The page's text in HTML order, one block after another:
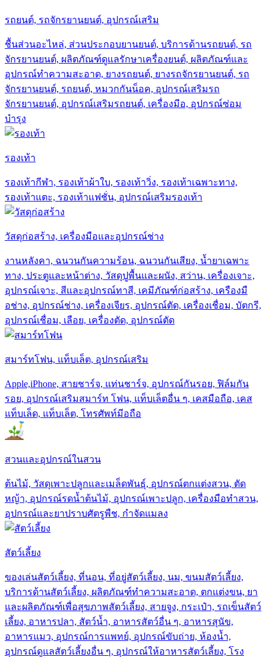
รถยนต์, รถจักรยานยนต์, อุปกรณ์เสริม
ชื้นส่วนอะไหล่, ส่วนประกอบยานยนต์, บริการด้านรถยนต์, รถ
จักรยานยนต์, ผลิตภัณฑ์ดูแลรักษาเครื่องยนต์, ผลิตภัณฑ์และ
อุปกรณ์ทำความสะอาด, ยางรถยนต์, ยางรถจักรยานยนต์, รถ
จักรยานยนต์, รถยนต์, หมวกกันน็อค, อุปกรณ์เสริมรถ
จักรยานยนต์, อุปกรณ์เสริมรถยนต์, เครื่องมีอ, อุปกรณ์ซ่อม
บำรุง
รองเท้า
รองเท้ากีฬา, รองเท้าผ้าใบ, รองเท้าวิ่ง, รองเท้าเฉพาะทาง,
รองเท้าแตะ, รองเท้าแฟชั่น, อุปกรณ์เสริมรองเท้า
วัสดุก่อสร้าง, เครื่องมือและอุปกรณ์ช่าง
งานหลังคา, ฉนวนกันความร้อน, ฉนวนกันเสียง, น้ำยาเฉพาะ
ทาง, ประตูและหน้าต่าง, วัสดุปูพื้นและผนัง, สว่าน, เครื่องเจาะ,
อุปกรณ์เจาะ, สีและอุปกรณ์ทาสี, เคมีภัณฑ์ก่อสร้าง, เครืองมื
อช่าง, อุปกรณ์ช่าง, เครื่องเจียร, อุปกรณ์ตัด, เครื่องเชื่อม, บัตกรี,
อุปกรณ์เชื่อม, เลือย, เครื่องตัด, อุปกรณ์ตัด
สมาร์ทโฟน, แท็บเล็ต, อุปกรณ์เสริม
Apple,iPhone, สายชาร์จ, แท่นชาร์จ, อุปกรณ์กันรอย, ฟิล์มกัน
รอย, อุปกรณ์เสริมสมาร์ท โฟน, แท็บเล็ตอื่น ๆ, เคสมือถือ, เคส
แท็บเล็ด, แท็บเล็ต, โทรศัพท์มีอถือ
สวนและอุปกรณ์ในสวน
ต้นไม้, วัสดุเพาะปลูกและเมล็ดพันธุ์, อุปกรณ์ตกแต่งสวน, ตัด
หญ้า, อุปกรณ์รดน้ำต้นไม้, อุปกรณ์เพาะปลูก, เครื่องมือทำสวน,
อุปกรณ์และยาปราบศัตรูพืช, กำจัดแมลง
สัตว์เลี้ยง
ของเล่นสัตว์เลี้ยง, ที่นอน, ที่อยู่สัตว์เลี้ยง, นม, ขนมสัตว์เลี้ยง,
บริการด้านสัตว์เลี้ยง, ผลิตภัณฑ์ทำความสะอาด, ตกแต่งขน, ยา
และผลิตภัณฑ์เพื่อสุขภาพสัตว์เลี้ยง, สายจูง, กระเป๋า, รถเข็นสัตว์
เลี้ยง, อาหารปลา, สัตว์น้ำ, อาหารสัตว์อื่น ๆ, อาหารสุนัข,
อาหารแมว, อุปกรณ์การแพทย์, อุปกรณ์ขับถ่าย, ห้องน้ำ,
อุปกรณ์ดูแลสัตว์เลี้ยงอื่น ๆ, อุปกรณ์ให้อาหารสัตว์เลี้ยง, โรง